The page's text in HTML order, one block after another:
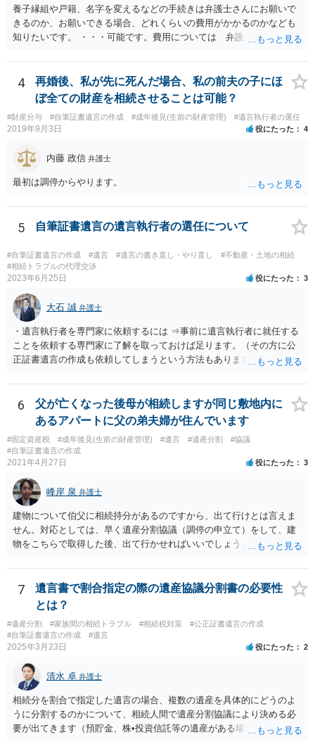
養子縁組や戸籍、名字を変えるなどの手続きは弁護士さんにお願いで
きるのか、お願いできる場合、どれくらいの費用がかかるのかなども
知りたいです。 ・・・可能です。費用については 弁護士と直接面談
ています。 やはり、成人した子のことまでごちゃごちゃ考えず、自分
の事だけ考えるべきなのでしょうか ・・・お子さんの事をまで含め良
い解決案があればお悩みになるのは当然と言えば当然のことです。 彼
と親子関係を結びたいと思っているが、名字は変えたくない・・・養
子縁組の必要があり 氏も変更することになります。 しかし 彼は成人
しているとは言え、自分の子と私の連れ子、全て平等にしたいと希
望。もちろん私もそうできればと思います。 ・・・婚姻前の契約 あ
るいは 遺言書などで その意思を実現する方法はあります。 弁護
士に相談してみてください。
4
再婚後、私が先に死んだ場合、私の前夫の子にほ
ぼ全ての財産を相続させることは可能？
#財産分与 #自筆証書遺言の作成 #成年後見(生前の財産管理) #遺言執行者の選任
2019年9月3日 役にたった 4
内藤 政信 弁護士
最初は調停からやります。
5 自筆証書遺言の遺言執行者の選任について
#自筆証書遺言の作成 #遺言 #遺言の書き直し・やり直し
#不動産・土地の相続
#相続トラブルの代理交渉
2023年6月25日 役にたった 3
大石 誠 弁護士
・遺言執行者を専門家に依頼するには ⇒事前に遺言執行者に就任する
ことを依頼する専門家に了解を取っておけば足ります。（その方に公
正証書遺言の作成も依頼してしまうという方法もあります） 事前に了
ません。 遺言執行者に就任し、遺言執行が完了したときの報酬だけ、
弁護士費用としてかかります。 ・亡くなった際に、法務局に預けた自
筆証書遺言の存在を親族がなかったものにされる可能性 ⇒自筆の遺言
書を法務局に保管した場合、死亡後、法務局に遺言書の有無を照会す
ることになりますので、「法務局に預けた自筆証書遺言の存在を親族
がなかったもの」にすることはできません。 存在をなかったものにす
がありえますが、その予防方法は、遺言者と面談してみないと判断が
難しいです。
6
父が亡くなった後母が相続しますが同じ敷地内に
あるアパートに父の弟夫婦が住んでいます
#固定資産税 #成年後見(生前の財産管理) #遺言 #遺産分割
#協議
#自筆証書遺言の作成
2021年4月27日 役にたった 3
峰岸 泉 弁護士
建物について伯父に相続持分があるのですから、出て行けとは言えま
せん。対応としては、早く遺産分割協議（調停の申立て）をして、建
物をこちらで取得した後、出て行かせればいいでしょう。 建物の固定
っていない部分については請求すればいいと思います。 なお、家賃に
ついては、お父様自身が遺産分割手続をしなかったのですから、あき
らめるしかないと思います。
7
遺言書で割合指定の際の遺産協議分割書の必要性
とは？
#遺産分割 #家族間の相続トラブル #相続税対策
#公正証書遺言の作成
#自筆証書遺言の作成
#遺言
2025年3月23日 役にたった 2
清水 卓 弁護士
相続分を割合で指定した遺言の場合、複数の遺産を具体的にどうのよ
うに分割するのかについて、相続人間で遺産分割協議により決める必
要が出てきます（預貯金、株•投資信託等の遺産がある場合に、どの遺